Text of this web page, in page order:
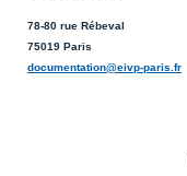
78-80 rue Rébeval
75019 Paris
documentation@eivp-paris.fr